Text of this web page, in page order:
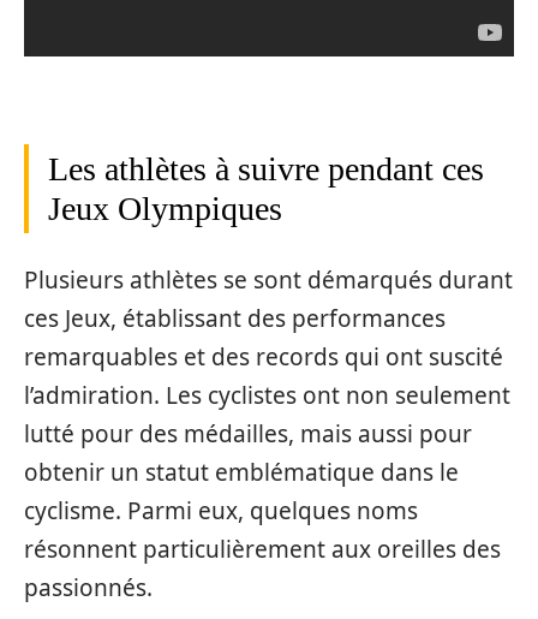
Les athlètes à suivre pendant ces
Jeux Olympiques
Plusieurs athlètes se sont démarqués durant
ces Jeux, établissant des performances
remarquables et des records qui ont suscité
l’admiration. Les cyclistes ont non seulement
lutté pour des médailles, mais aussi pour
obtenir un statut emblématique dans le
cyclisme. Parmi eux, quelques noms
résonnent particulièrement aux oreilles des
passionnés.